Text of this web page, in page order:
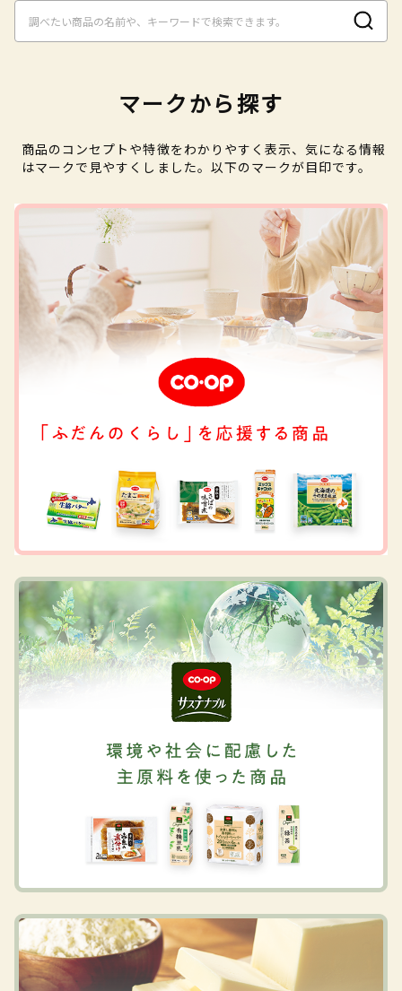
マークから探す
商品のコンセプトや特徴をわかりやすく表示、気になる情報
はマークで見やすくしました。以下のマークが目印です。